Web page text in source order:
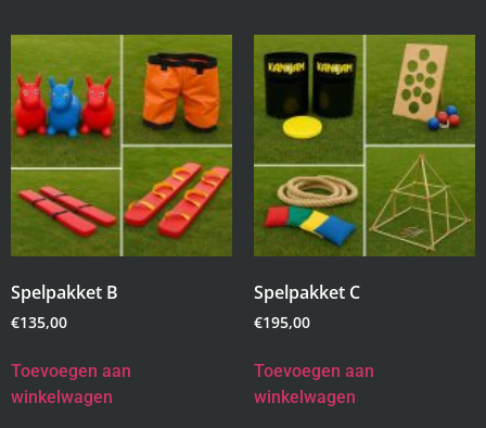
Spelpakket B
€135,00
Toevoegen aan
winkelwagen
Spelpakket C
€195,00
Toevoegen aan
winkelwagen